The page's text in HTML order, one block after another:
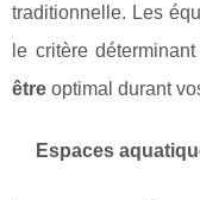
traditionnelle. Les
le critère
être optimal durant
Espaces